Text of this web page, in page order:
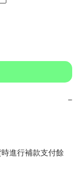
−
進行補款支付餘